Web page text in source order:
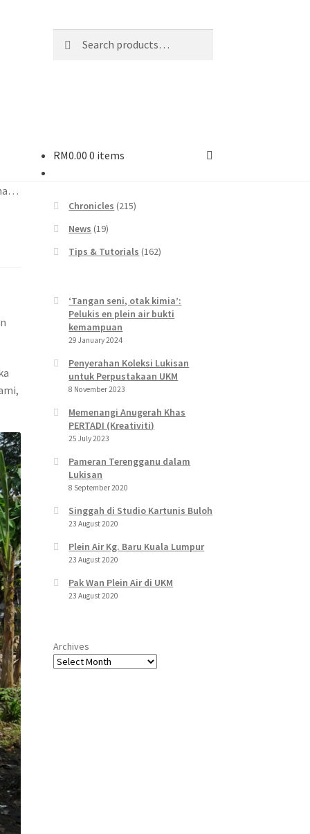
for:
RM0.00 0 items
Chronicles (215)
News (19)
Tips & Tutorials (162)
‘Tangan seni, otak kimia’:
Pelukis en plein air bukti
kemampuan
29 January 2024
Penyerahan Koleksi Lukisan
untuk Perpustakaan UKM
8 November 2023
Memenangi Anugerah Khas
PERTADI (Kreativiti)
25 July 2023
Pameran Terengganu dalam
Lukisan
8 September 2020
Singgah di Studio Kartunis Buloh
23 August 2020
Plein Air Kg. Baru Kuala Lumpur
23 August 2020
Pak Wan Plein Air di UKM
23 August 2020
Archives